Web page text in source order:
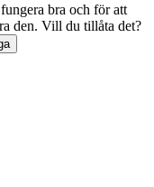
bra och för att
den. Vill du tillåta det?